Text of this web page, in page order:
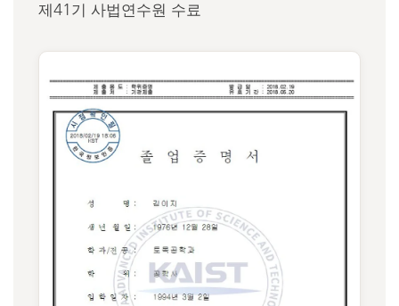
제41기 사법연수원 수료